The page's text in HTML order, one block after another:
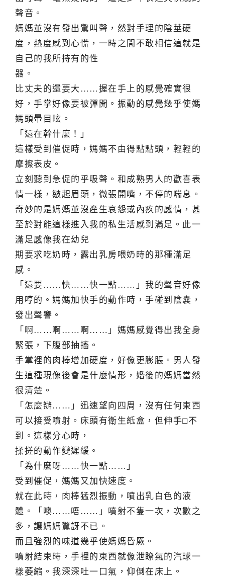
聲音。
媽媽並沒有發出驚叫聲，然對手理的陰莖硬
度，熱度感到心慌，一時之間不敢相信這就是
自己的我所持有的性
器。
比丈夫的還要大……握在手上的感覺確實很
好，手掌好像要被彈開。振動的感覺幾乎使媽
媽頭暈目眩。
「還在幹什麼！」
這樣受到催促時，媽媽不由得點點頭，輕輕的
摩擦表皮。
立刻聽到急促的乎吸聲。和成熟男人的歡喜表
情一樣，皺起眉頭，微張開嘴，不停的喘息。
奇妙的是媽媽並沒產生哀怨或內疚的感情，甚
至於對能這樣進入我的私生活感到滿足。此一
滿足感像我在幼兒
期要求吃奶時，露出乳房喂奶時的那種滿足
感。
「還要……快……快一點……」我的聲音好像
用哼的。媽媽加快手的動作時，手碰到陰囊，
發出聲響。
「啊……啊……啊……」媽媽感覺得出我全身
緊張，下腹部抽搐。
手掌裡的肉棒增加硬度，好像更膨脹。男人發
生這種現像後會是什麼情形，婚後的媽媽當然
很清楚。
「怎麼辦……」迅速望向四周，沒有任何東西
可以接受噴射。床頭有衛生紙盒，但伸手□不
到。這樣分心時，
揉搓的動作變遲緩。
「為什麼呀……快一點……」
受到催促，媽媽又加快速度。
就在此時，肉棒猛烈振動，噴出乳白色的液
體。「噢……唔……」噴射不隻一次，次數之
多，讓媽媽驚訝不已。
而且強烈的味道幾乎使媽媽昏厥。
噴射結束時，手裡的東西就像泄瞭氣的汽球一
樣萎縮。我深深吐一口氣，仰倒在床上。